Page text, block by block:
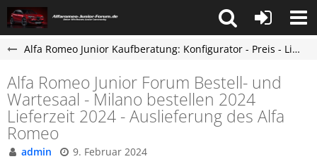
Alfa Romeo Junior Kaufberatung: Konfigurator - Preis - Lieferzeit - AR Junior Forum
Alfa Romeo Junior Forum Bestell- und
Wartesaal - Milano bestellen 2024
Lieferzeit 2024 - Auslieferung des Alfa
Romeo
admin
9. Februar 2024